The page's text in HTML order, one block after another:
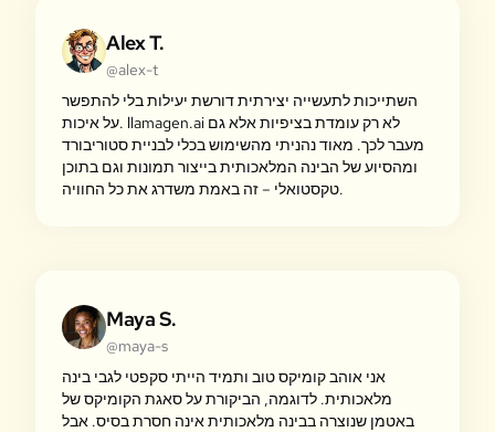
Alex T.
@alex-t
השתייכות לתעשייה יצירתית דורשת יעילות בלי להתפשר
על איכות. llamagen.ai לא רק עומדת בציפיות אלא גם
מעבר לכך. מאוד נהניתי מהשימוש בכלי לבניית סטוריבורד
ומהסיוע של הבינה המלאכותית בייצור תמונות וגם בתוכן
טקסטואלי – זה באמת משדרג את כל החוויה.
Maya S.
@maya-s
אני אוהב קומיקס טוב ותמיד הייתי סקפטי לגבי בינה
מלאכותית. לדוגמה, הביקורת על סאגת הקומיקס של
באטמן שנוצרה בבינה מלאכותית אינה חסרת בסיס. אבל